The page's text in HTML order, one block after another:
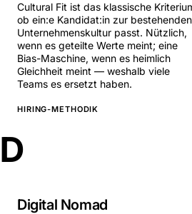
Cultural Fit ist das klassische
ob ein:e Kandidat:in zur bestehenden
Unternehmenskultur passt. Nützlich,
wenn es geteilte Werte meint; eine
Bias-Maschine, wenn es heimlich
Gleichheit meint — weshalb viele
Teams es ersetzt haben.
HIRING-METHODIK
D
Digital Nomad